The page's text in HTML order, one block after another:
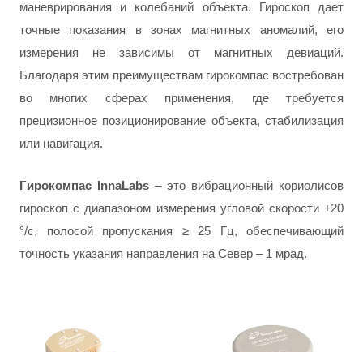
маневрирования и колебаний объекта. Гироскоп дает
точные показания в зонах магнитных аномалий, его
измерения не зависимы от магнитных девиаций.
Благодаря этим преимуществам гирокомпас востребован
во многих сферах применения, где требуется
прецизионное позиционирование объекта, стабилизация
или навигация.
Гирокомпас InnaLabs – это вибрационный кориолисов
гироскоп с диапазоном измерения угловой скорости ±20
°/с, полосой пропускания ≥ 25 Гц, обеспечивающий
точность указания направления на Север – 1 мрад.